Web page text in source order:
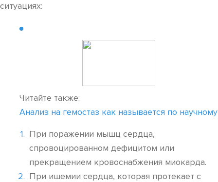
ситуациях:
Читайте также:
Анализ на гемостаз как называется по научному
При поражении мышц сердца,
спровоцированном дефицитом или
прекращением кровоснабжения миокарда.
При ишемии сердца, которая протекает с